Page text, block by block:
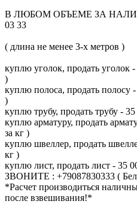
В ЛЮБОМ ОБЪЕМЕ ЗА
03 33
( длина не менее 3-х метров )
куплю уголок, продать уголок
)
куплю полоса, продать полосу
)
куплю трубу, продать трубу -
куплю арматуру, продать
за кг )
куплю швеллер, продать
кг )
куплю лист, продать лист - 35
ЗВОНИТЕ : +79087830333 (
*Расчет производиться
после взвешивания!*